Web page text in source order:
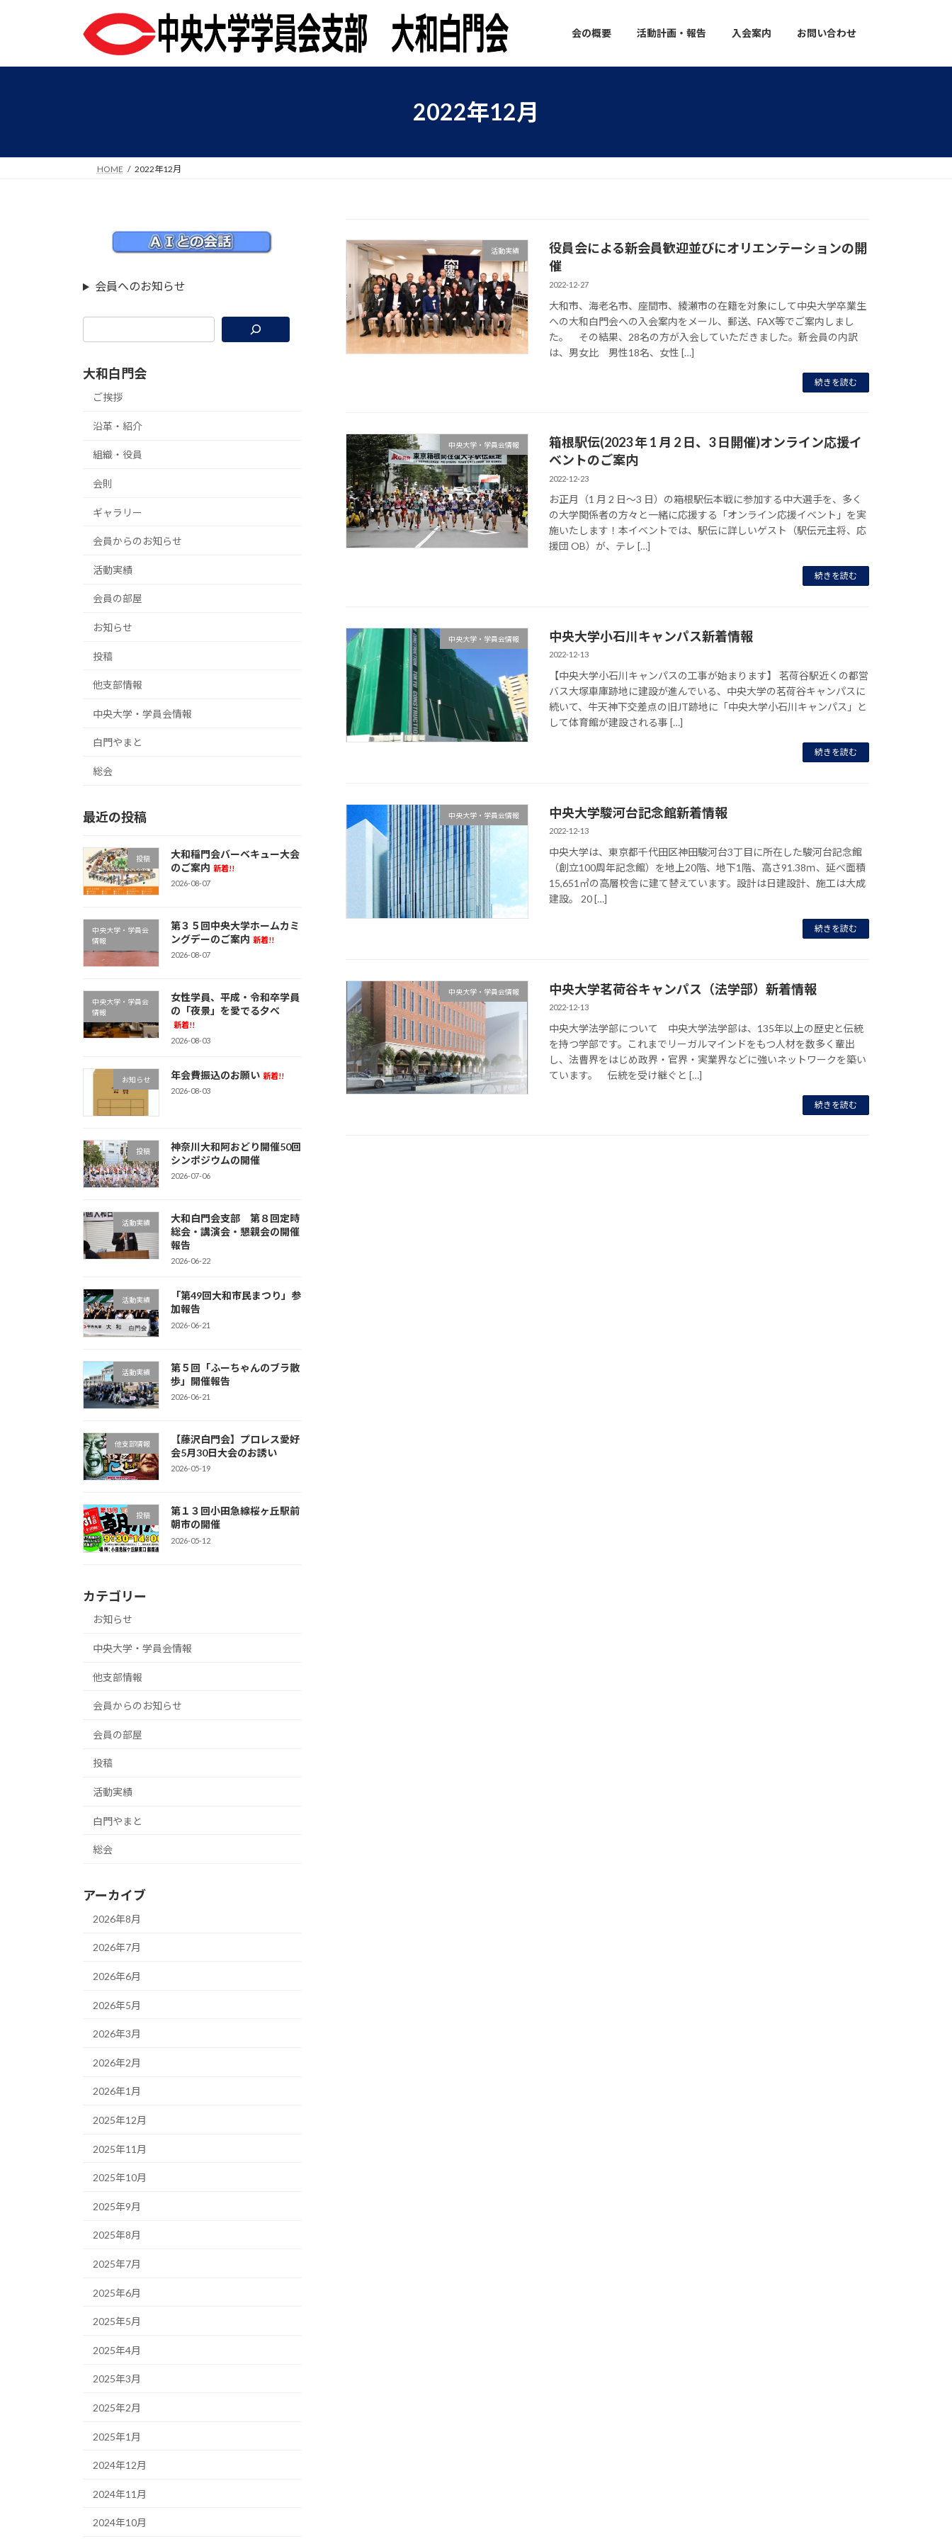
プ
動
会の概要 活動計画・報告 入会案内 お問い合わせ
2022年12月
HOME 2022年12月
活動実績
役員会による新会員歓迎並びにオリエンテーションの開
催
2022-12-27
大和市、海老名市、座間市、綾瀬市の在籍を対象にして中央大学卒業生
への大和白門会への入会案内をメール、郵送、FAX等でご案内しまし
た。 その結果、28名の方が入会していただきました。新会員の内訳
は、男女比 男性18名、女性 […]
続きを読む
中央大学・学員会情報
箱根駅伝(2023 年 1 月 2 日、3 日開催)オンライン応援イ
ベントのご案内
2022-12-23
お正月（1 月 2 日～3 日）の箱根駅伝本戦に参加する中大選手を、多く
の大学関係者の方々と一緒に応援する「オンライン応援イベント」を実
施いたします！本イベントでは、駅伝に詳しいゲスト（駅伝元主将、応
援団 OB）が、テレ […]
続きを読む
中央大学・学員会情報 中央大学小石川キャンパス新着情報
2022-12-13
【中央大学小石川キャンパスの工事が始まります】 茗荷谷駅近くの都営
バス大塚車庫跡地に建設が進んでいる、中央大学の茗荷谷キャンパスに
続いて、牛天神下交差点の旧JT跡地に「中央大学小石川キャンパス」と
して体育館が建設される事 […]
続きを読む
中央大学・学員会情報 中央大学駿河台記念館新着情報
2022-12-13
中央大学は、東京都千代田区神田駿河台3丁目に所在した駿河台記念館
（創立100周年記念館）を地上20階、地下1階、高さ91.38ｍ、延べ面積
15,651㎡の高層校舎に建て替えています。設計は日建設計、施工は大成
建設。 20 […]
続きを読む
中央大学・学員会情報 中央大学茗荷谷キャンパス（法学部）新着情報
2022-12-13
中央大学法学部について 中央大学法学部は、135年以上の歴史と伝統
を持つ学部です。これまでリーガルマインドをもつ人材を数多く輩出
し、法曹界をはじめ政界・官界・実業界などに強いネットワークを築い
ています。 伝統を受け継ぐと […]
続きを読む
会員へのお知らせ
大和白門会
ご挨拶
沿革・紹介
組織・役員
会則
ギャラリー
会員からのお知らせ
活動実績
会員の部屋
お知らせ
投稿
他支部情報
中央大学・学員会情報
白門やまと
総会
最近の投稿
投稿
大和稲門会バーベキュー大会
のご案内 新着!!
2026-08-07
中央大学・学員会
情報
第３５回中央大学ホームカミ
ングデーのご案内 新着!!
2026-08-07
中央大学・学員会
情報
女性学員、平成・令和卒学員
の「夜景」を愛でる夕べ
新着!!
2026-08-03
お知らせ 年会費振込のお願い 新着!!
2026-08-03
投稿
神奈川大和阿おどり開催50回
シンポジウムの開催
2026-07-06
活動実績
大和白門会支部 第８回定時
総会・講演会・懇親会の開催
報告
2026-06-22
活動実績
「第49回大和市民まつり」参
加報告
2026-06-21
活動実績
第５回「ふーちゃんのブラ散
歩」開催報告
2026-06-21
他支部情報
【藤沢白門会】プロレス愛好
会5月30日大会のお誘い
2026-05-19
投稿
第１３回小田急線桜ヶ丘駅前
朝市の開催
2026-05-12
カテゴリー
お知らせ
中央大学・学員会情報
他支部情報
会員からのお知らせ
会員の部屋
投稿
活動実績
白門やまと
総会
アーカイブ
2026年8月
2026年7月
2026年6月
2026年5月
2026年3月
2026年2月
2026年1月
2025年12月
2025年11月
2025年10月
2025年9月
2025年8月
2025年7月
2025年6月
2025年5月
2025年4月
2025年3月
2025年2月
2025年1月
2024年12月
2024年11月
2024年10月